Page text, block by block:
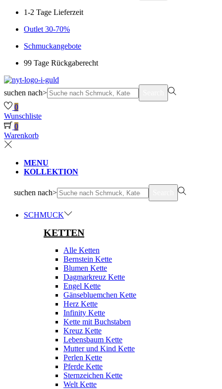
1-2 Tage Lieferzeit
Outlet 30-70%
Schmuckangebote
99 Tage Rückgaberecht
suchen nach>
0
Wunschliste
0
Warenkorb
MENU
KOLLEKTION
suchen nach>
SCHMUCK
KETTEN
Alle Ketten
Bernstein Kette
Blumen Kette
Dagmarkreuz Kette
Engel Kette
Gänsebluemchen Kette
Herz Kette
Infinity Kette
Kette mit Buchstaben
Kreuz Kette
Lebensbaum Kette
Mutter und Kind Kette
Perlen Kette
Pferde Kette
Sternzeichen Kette
Welt Kette